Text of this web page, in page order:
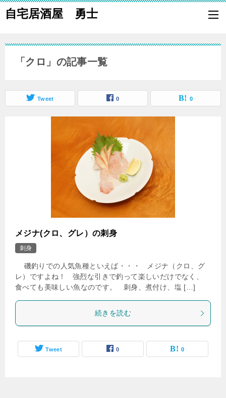
自宅居酒屋 勇士
自宅で居酒屋の「酒の肴」になる料理を楽しく作り、家族や親族に友
「クロ」の記事一覧
Tweet 0 0
メジナ(クロ、グレ）の刺身
刺身
磯釣りでの人気魚種といえば・・・ メジナ（クロ、グ
レ）ですよね！ 強烈な引きで釣って楽しいだけでなく、
食べても美味しい魚なのです。 刺身、煮付け、塩 […]
続きを読む
Tweet 0 0